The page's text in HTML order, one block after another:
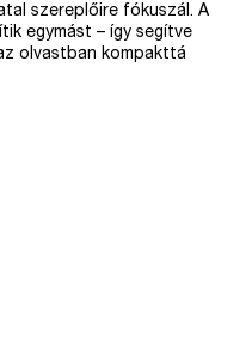
szereplőire fókuszál. A
egymást – így segítve
olvastban kompakttá